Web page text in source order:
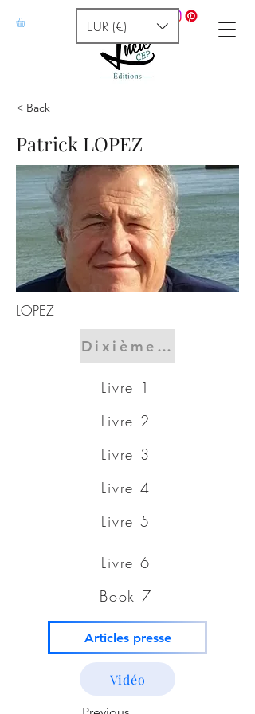
EUR (€)
< Back
Patrick LOPEZ
LOPEZ
Livre 1
Livre 2
Livre 3
Livre 4
Livre 5
Livre 6
Book 7
Articles presse
Vidéo